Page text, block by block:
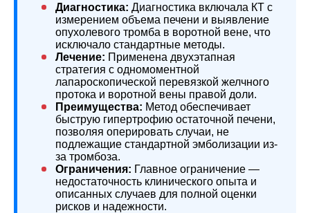
Диагностика: Диагностика включала КТ с
измерением объема печени и выявление
опухолевого тромба в воротной вене, что
исключало стандартные методы.
Лечение: Применена двухэтапная
стратегия с одномоментной
лапароскопической перевязкой желчного
протока и воротной вены правой доли.
Преимущества: Метод обеспечивает
быструю гипертрофию остаточной печени,
позволяя оперировать случаи, не
подлежащие стандартной эмболизации из-
за тромбоза.
Ограничения: Главное ограничение —
недостаточность клинического опыта и
описанных случаев для полной оценки
рисков и надежности.